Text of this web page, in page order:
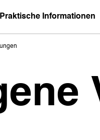
Praktische Informationen